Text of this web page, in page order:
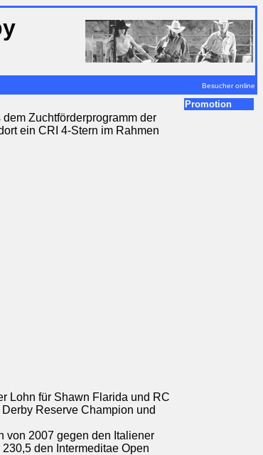
Besucher online
Zuchtförderprogramm der
ein CRI 4-Stern im Rahmen
Lohn für Shawn Flarida und RC
Reserve Champion und
von 2007 gegen den Italiener
den Intermeditae Open
Promotion